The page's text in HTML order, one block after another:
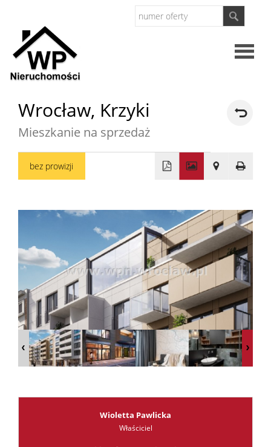
firmie
Oferty
Domy
RODO
Wrocław, Krzyki
Mieszkanie na sprzedaż
bez prowizji
−
Wioletta Pawlicka
Właściciel